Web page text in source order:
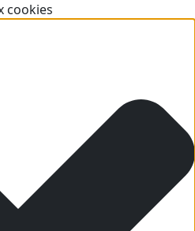
cookies